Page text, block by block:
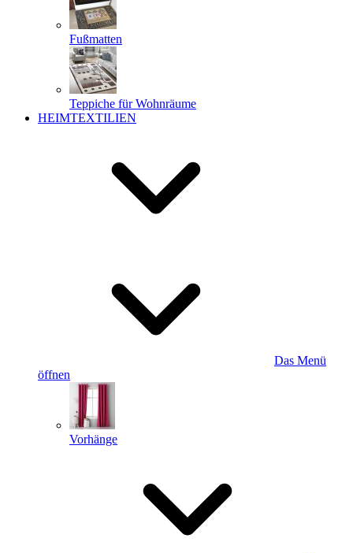
Fußmatten
Teppiche für Wohnräume
HEIMTEXTILIEN
Das Menü
öffnen
Vorhänge